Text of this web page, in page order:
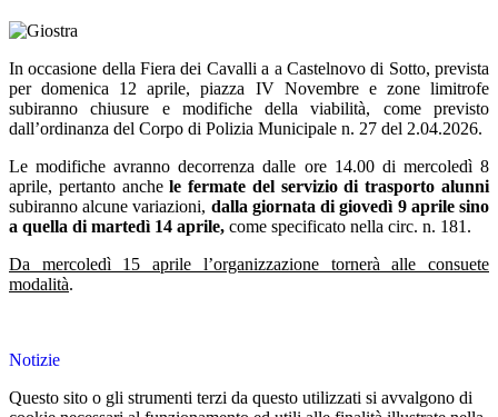
Inoccasione della Fiera dei Cavalli a a Castelnovo di Sotto, prevista
per domenica 12 aprile, piazza IV Novembre e zone limitrofe
subiranno chiusure e modifiche della viabilità, come previsto
dall’ordinanza del Corpo di Polizia Municipale n. 27 del 2.04.2026.
Le modifiche avranno decorrenza dalle ore 14.00 di mercoledì 8
aprile, pertanto anchele fermate del servizio di trasporto alunni
subiranno alcune variazioni, dalla giornata di giovedì 9 aprile sino
a quella di martedì 14 aprile, come specificato nella circ. n. 181.
Da mercoledì 15 aprile l’organizzazione tornerà alle consuete
modalità.
Notizie
Questo sito o gli strumenti terzi da questo utilizzati si avvalgono di